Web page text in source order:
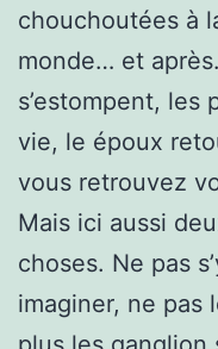
chouchoutées à
monde… et
s’estompent, les
vie, le époux
vous retrouvez
Mais ici aussi
choses. Ne pas
imaginer, ne pas